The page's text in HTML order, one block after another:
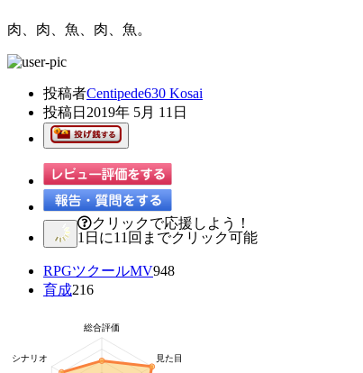
肉、肉、魚、肉、魚。
投稿者Centipede630 Kosai
投稿日 2019年 5月 11日
クリックで応援しよう！
1日に11回までクリック可能
RPGツクールMV948
育成216